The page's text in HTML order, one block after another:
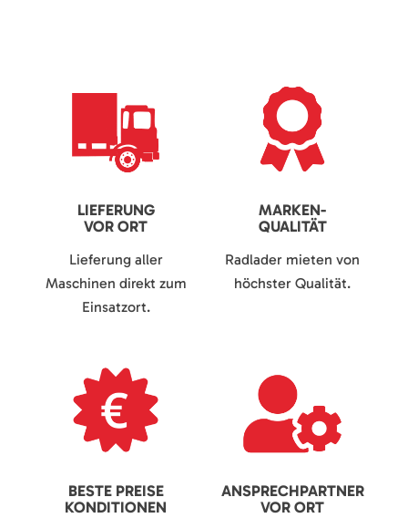
LIEFERUNG
VOR ORT
Lieferung aller
Maschinen direkt zum
Einsatzort.
MARKEN-
QUALITÄT
Radlader mieten von
höchster Qualität.
BESTE PREISE
KONDITIONEN
ANSPRECHPARTNER
VOR ORT